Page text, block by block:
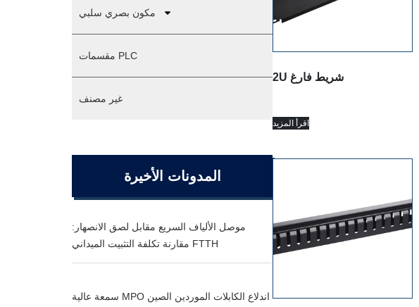
مكون بصري سلبي
مقسمات PLC
غير مصنف
المدونات الأخيرة
موصل الألياف السريع مقابل لصق الانصهار:
مقارنة تكلفة التثبيت الميداني FTTH
سمعة عالية MPO اندلاع الكابلات الموردين الصين
اقرأ المزيد